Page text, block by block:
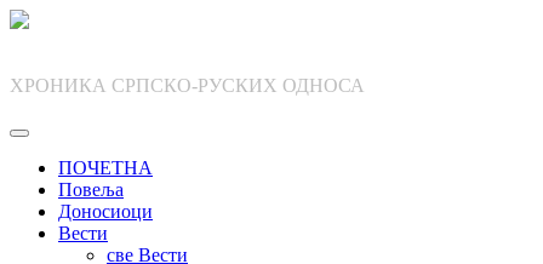
Skip
ХРОНИКА СРПСКО-РУСКИХ ОДНОСА
ПОЧЕТНА
Повеља
Доносиоци
Вести
све Вести